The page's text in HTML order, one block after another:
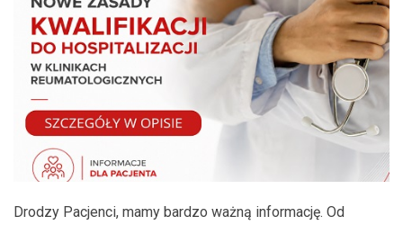
Drodzy Pacjenci, mamy bardzo ważną informację. Od